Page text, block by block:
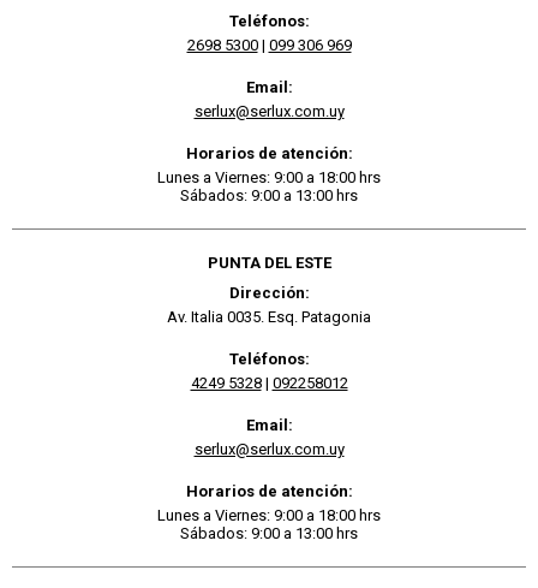
Teléfonos:
2698 5300| 099 306 969
Email:
serlux@serlux.com.uy
Horarios de atención:
Lunes a Viernes: 9:00 a 18:00 hrs
Sábados: 9:00 a 13:00 hrs
PUNTA DEL ESTE
Dirección:
Av. Italia 0035. Esq. Patagonia
Teléfonos:
4249 5328| 092258012
Email:
serlux@serlux.com.uy
Horarios de atención:
Lunes a Viernes: 9:00 a 18:00 hrs
Sábados: 9:00 a 13:00 hrs